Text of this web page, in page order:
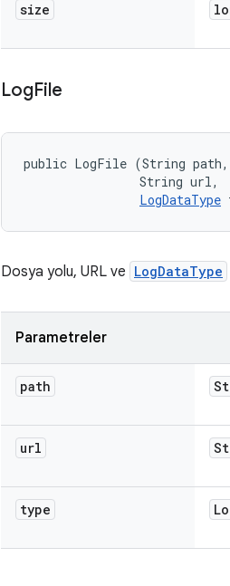
size
LogFile
public LogFile (String path,
                String url,
LogDataType
Dosya yolu, URL ve LogDataType
Parametreler
path
url
type